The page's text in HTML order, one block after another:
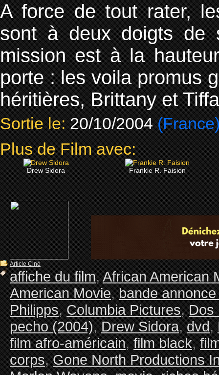
A force de tout rater,
sont à deux doigts de
mission est à la
porte : les voila promus
héritières, Brittany et
Sortie le: 20/10/2004
Plus de Film avec:
Drew Sidora Frankie R. Faision
Article Ciné
affiche du film,African American
American Movie,bande
Philipps,Columbia Pictures,Dos
pecho (2004),Drew Sidora,dvd,
film afro-américain,film black,
corps,Gone North Productions